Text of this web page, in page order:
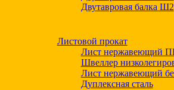
Двутавровая балка Ш2
Листовой прокат
Лист нержавеющий
Швеллер
Лист нержавеющий
Дуплексная сталь